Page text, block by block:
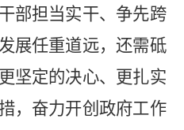
部担当实干、争先跨
展任重道远，还需砥
坚定的决心、更扎实
，奋力开创政府工作